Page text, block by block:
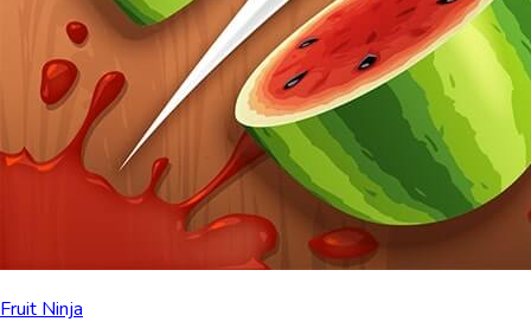
Fruit Ninja